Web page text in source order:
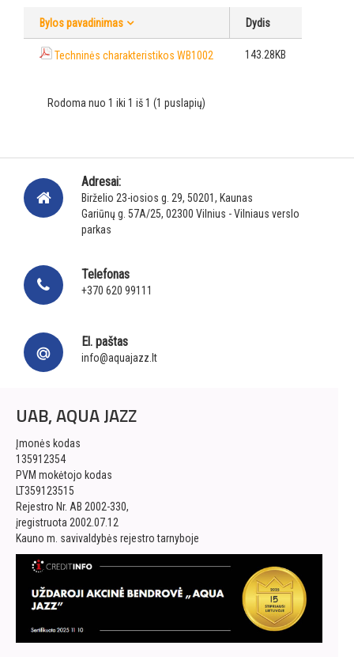
Bylos pavadinimas Dydis
Techninės charakteristikos WB1002 143.28KB
Rodoma nuo 1 iki 1 iš 1 (1 puslapių)
Adresai:
Birželio 23-iosios g. 29, 50201, Kaunas
Gariūnų g. 57A/25, 02300 Vilnius - Vilniaus verslo
parkas
Telefonas
+370 620 99111
El. paštas
info@aquajazz.lt
UAB, AQUA JAZZ
Įmonės kodas
135912354
PVM mokėtojo kodas
LT359123515
Rejestro Nr. AB 2002-330,
įregistruota 2002.07.12
Kauno m. savivaldybės rejestro tarnyboje